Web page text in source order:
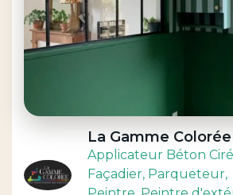
La Gamme Colorée
Applicateur Béton Ciré
Façadier, Parqueteur,